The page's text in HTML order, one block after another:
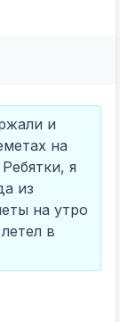
и
на
я
из
на утро
в